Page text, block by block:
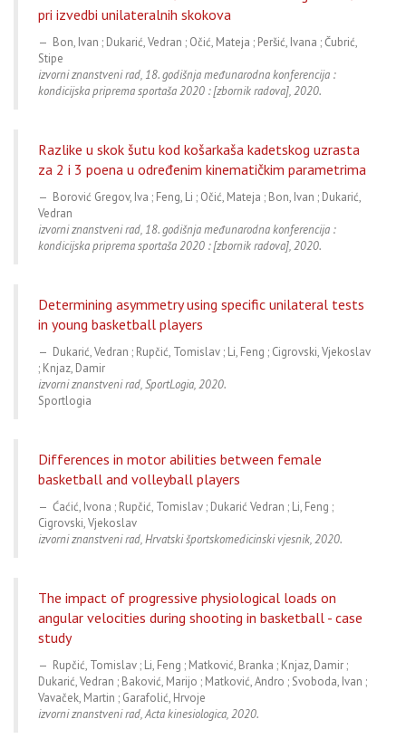
pri izvedbi unilateralnih skokova
Bon, Ivan ; Dukarić, Vedran ; Očić, Mateja ; Peršić, Ivana ; Čubrić,
Stipe
izvorni znanstveni rad, 18. godišnja međunarodna konferencija :
kondicijska priprema sportaša 2020 : [zbornik radova], 2020.
Razlike u skok šutu kod košarkaša kadetskog uzrasta
za 2 i 3 poena u određenim kinematičkim parametrima
Borović Gregov, Iva ; Feng, Li ; Očić, Mateja ; Bon, Ivan ; Dukarić,
Vedran
izvorni znanstveni rad, 18. godišnja međunarodna konferencija :
kondicijska priprema sportaša 2020 : [zbornik radova], 2020.
Determining asymmetry using specific unilateral tests
in young basketball players
Dukarić, Vedran ; Rupčić, Tomislav ; Li, Feng ; Cigrovski, Vjekoslav
; Knjaz, Damir
izvorni znanstveni rad, SportLogia, 2020.
Sportlogia
Differences in motor abilities between female
basketball and volleyball players
Ćaćić, Ivona ; Rupčić, Tomislav ; Dukarić Vedran ; Li, Feng ;
Cigrovski, Vjekoslav
izvorni znanstveni rad, Hrvatski športskomedicinski vjesnik, 2020.
The impact of progressive physiological loads on
angular velocities during shooting in basketball - case
study
Rupčić, Tomislav ; Li, Feng ; Matković, Branka ; Knjaz, Damir ;
Dukarić, Vedran ; Baković, Marijo ; Matković, Andro ; Svoboda, Ivan ;
Vavaček, Martin ; Garafolić, Hrvoje
izvorni znanstveni rad, Acta kinesiologica, 2020.